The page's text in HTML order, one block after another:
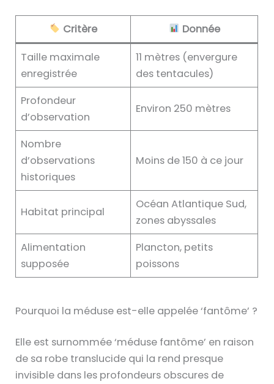
Critère
Donnée
Taille maximale
enregistrée
11 mètres (envergure
des tentacules)
Profondeur
d’observation
Environ 250 mètres
Nombre
d’observations
historiques
Moins de 150 à ce jour
Habitat principal
Océan Atlantique Sud,
zones abyssales
Alimentation
supposée
Plancton, petits
poissons
Pourquoi la méduse est-elle appelée ‘fantôme’ ?
Elle est surnommée ‘méduse fantôme’ en raison
de sa robe translucide qui la rend presque
invisible dans les profondeurs obscures de